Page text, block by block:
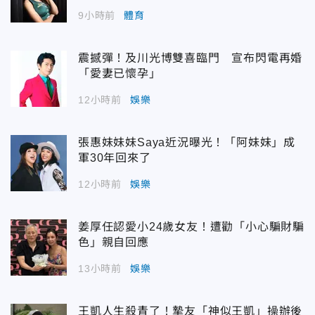
9小時前 體育
震撼彈！及川光博雙喜臨門 宣布閃電再婚
「愛妻已懷孕」
12小時前 娛樂
張惠妹妹妹Saya近況曝光！「阿妹妹」成
軍30年回來了
12小時前 娛樂
姜厚任認愛小24歲女友！遭勸「小心騙財騙
色」親自回應
13小時前 娛樂
王凱人生殺青了！摯友「神似王凱」操辦後